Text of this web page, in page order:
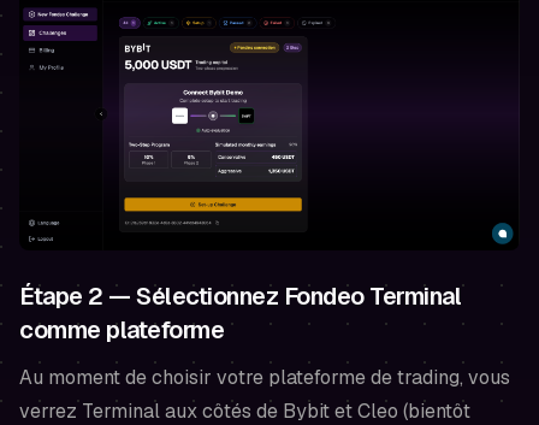
Étape 2 — Sélectionnez Fondeo Terminal
comme plateforme
Au moment de choisir votre plateforme de trading, vous
verrez Terminal aux côtés de Bybit et Cleo (bientôt